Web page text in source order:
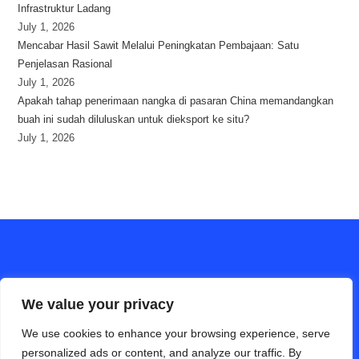
We value your privacy
We use cookies to enhance your browsing experience, serve
personalized ads or content, and analyze our traffic. By
Infrastruktur Ladang
July 1, 2026
Mencabar Hasil Sawit Melalui Peningkatan Pembajaan: Satu
Penjelasan Rasional
July 1, 2026
Apakah tahap penerimaan nangka di pasaran China memandangkan
buah ini sudah diluluskan untuk dieksport ke situ?
July 1, 2026